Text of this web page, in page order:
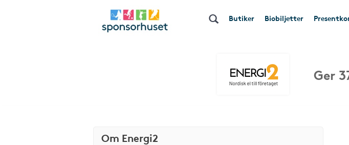
Butiker Biobiljetter
Ger
Om Energi2